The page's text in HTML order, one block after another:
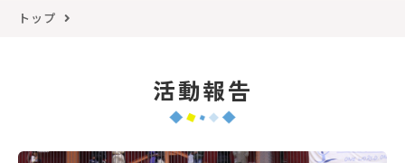
トップ
活動報告